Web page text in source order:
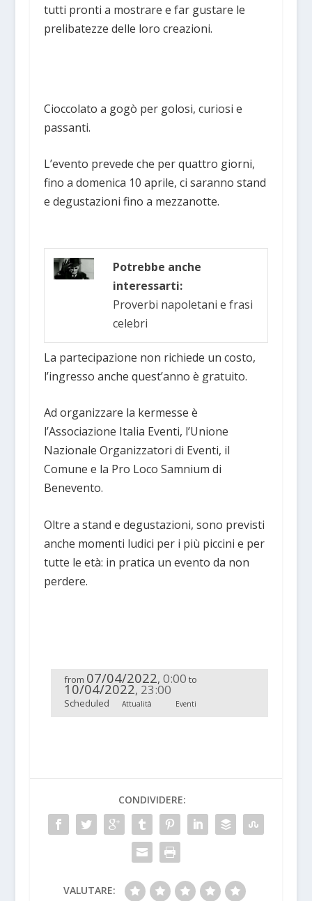
tutti pronti a mostrare e far gustare le
prelibatezze delle loro creazioni.
Cioccolato a gogò per golosi, curiosi e
passanti.
L’evento prevede che per quattro giorni,
fino a domenica 10 aprile, ci saranno stand
e degustazioni fino a mezzanotte.
Potrebbe anche
interessarti:
Proverbi napoletani e frasi
celebri
La partecipazione non richiede un costo,
l’ingresso anche quest’anno è gratuito.
Ad organizzare la kermesse è
l’Associazione Italia Eventi, l’Unione
Nazionale Organizzatori di Eventi, il
Comune e la Pro Loco Samnium di
Benevento.
Oltre a stand e degustazioni, sono previsti
anche momenti ludici per i più piccini e per
tutte le età: in pratica un evento da non
perdere.
from 07/04/2022, 0:00 to
10/04/2022, 23:00
Scheduled Attualità Eventi
CONDIVIDERE:
VALUTARE: